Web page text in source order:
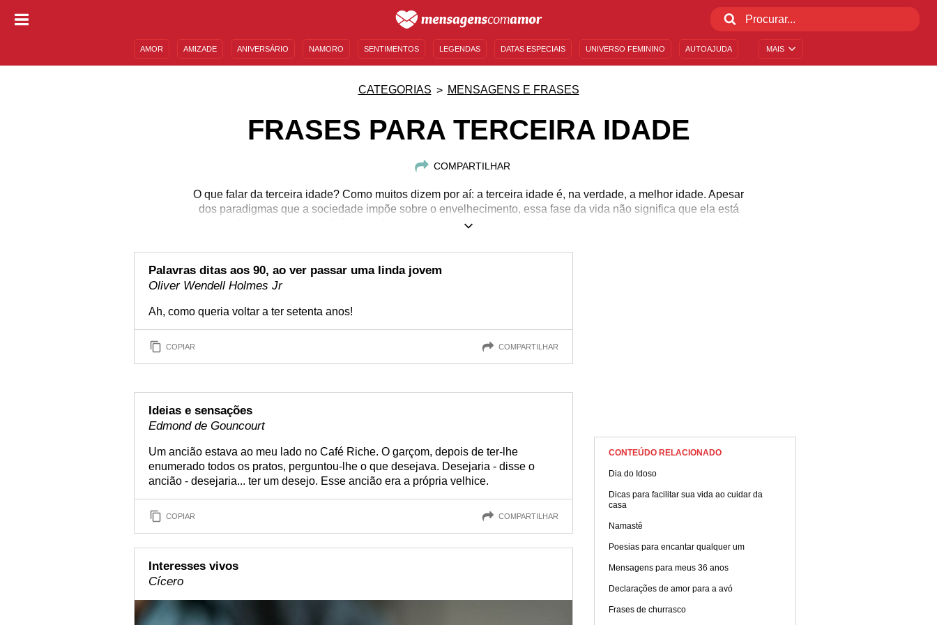
MAIS
AMOR AMIZADE ANIVERSÁRIO NAMORO SENTIMENTOS LEGENDAS DATAS ESPECIAIS UNIVERSO FEMININO AUTOAJUDA
CATEGORIAS MENSAGENS E FRASES
FRASES PARA TERCEIRA IDADE
COMPARTILHAR
O que falar da terceira idade? Como muitos dizem por aí: a terceira idade é, na verdade, a melhor idade. Apesar
dos paradigmas que a sociedade impõe sobre o envelhecimento, essa fase da vida não significa que ela está
perto do fim ou que esse indivíduo está perdendo a validade, pelo contrário: a terceira idade pode ser o auge da
qual é possível se dedicar a colher todas as coisas boas que plantou e fazer coisas que não teve oportunidade
de fazer antes. É enxergando a beleza da terceira idade que conseguimos ver a vida de outra forma. Celebre
Palavras ditas aos 90, ao ver passar uma linda jovem
Oliver Wendell Holmes Jr
Ah, como queria voltar a ter setenta anos!
COPIAR COMPARTILHAR
Ideias e sensações
Edmond de Gouncourt
Um ancião estava ao meu lado no Café Riche. O garçom, depois de ter-lhe
enumerado todos os pratos, perguntou-lhe o que desejava. Desejaria - disse o
ancião - desejaria... ter um desejo. Esse ancião era a própria velhice.
COPIAR COMPARTILHAR
Interesses vivos
Cícero
CONTEÚDO RELACIONADO
Dia do Idoso
Dicas para facilitar sua vida ao cuidar da
casa
Namastê
Poesias para encantar qualquer um
Mensagens para meus 36 anos
Declarações de amor para a avó
Frases de churrasco